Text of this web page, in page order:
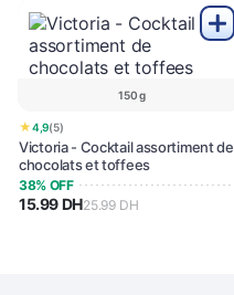
150 g
★4,9(5)
Victoria - Cocktail assortiment de
chocolats et toffees
38% OFF
15.99 DH25.99 DH